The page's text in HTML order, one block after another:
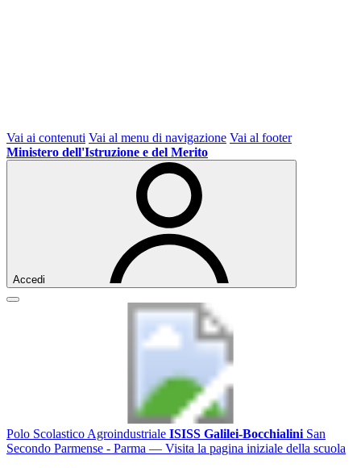
Vai ai contenuti Vai al menu di navigazione Vai al footer
Ministero dell'Istruzione e del Merito
Accedi
Polo Scolastico Agroindustriale ISISS Galilei-Bocchialini San
Secondo Parmense - Parma — Visita la pagina iniziale della scuola